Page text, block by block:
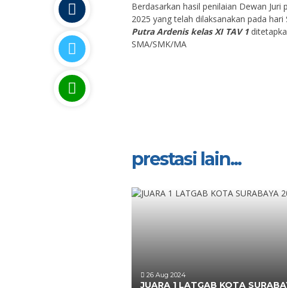
Berdasarkan hasil penilaian Dewan
2025 yang telah dilaksanakan pada
Putra Ardenis kelas XI TAV 1
SMA/SMK/MA
prestasi lain...
26 Aug 2024
JUARA 1 LATGAB KOTA